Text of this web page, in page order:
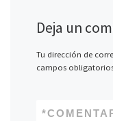
Deja un
Tu dirección de
campos
*